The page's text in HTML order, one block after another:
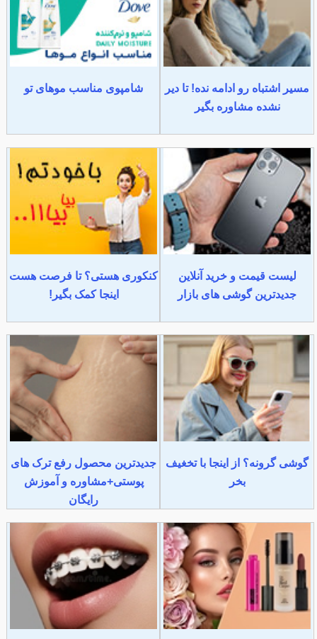
مسیر اشتباه رو ادامه نده! تا دیر
نشده مشاوره بگیر
شامپوی مناسب موهای تو
لیست قیمت و خرید آنلاین
جدیدترین گوشی های بازار
کنکوری هستی؟ تا فرصت هست
اینجا کمک بگیر!
گوشی گرونه؟ از اینجا با تخغیف
بخر
جدیدترین محصول رفع ترک های
پوستی+مشاوره و آموزش
رایگان